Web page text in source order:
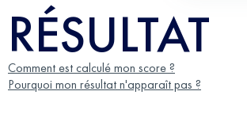
RÉSULTAT
Comment est calculé mon score ?
Pourquoi mon résultat n'apparaît pas ?